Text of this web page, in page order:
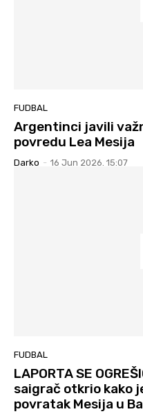
FUDBAL
Argentinci javili
povredu Lea Mesija
Darko - 16 Jun 2026. 15:07
FUDBAL
LAPORTA SE
saigrač otkrio kako
povratak Mesija u